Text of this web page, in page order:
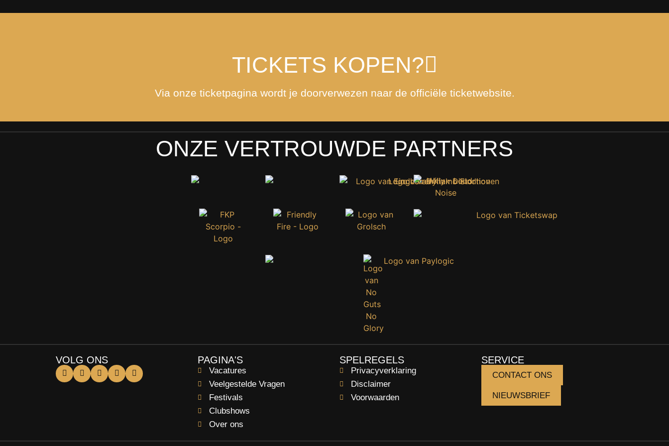
TICKETS KOPEN?
Via onze ticketpagina wordt je doorverwezen naar de officiële ticketwebsite.
ONZE VERTROUWDE PARTNERS
VOLG ONS PAGINA'S
Vacatures
Veelgestelde Vragen
Festivals
Clubshows
Over ons
SPELREGELS
Privacyverklaring
Disclaimer
Voorwaarden
SERVICE
CONTACT ONS
NIEUWSBRIEF